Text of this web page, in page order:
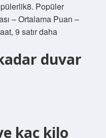
Popüler
– Ortalama Puan –
9 satır daha
duvar
kaç kilo